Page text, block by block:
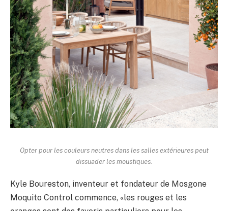
Opter pour les couleurs neutres dans les salles extérieures peut
dissuader les moustiques.
Kyle Boureston, inventeur et fondateur de Mosgone
Moquito Control commence, «les rouges et les